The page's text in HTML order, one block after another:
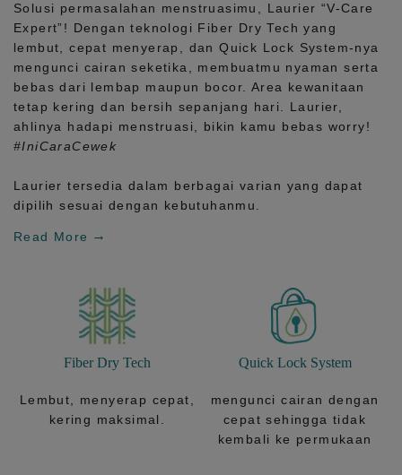
Solusi permasalahan menstruasimu, Laurier “V-Care
Expert”! Dengan teknologi Fiber Dry Tech yang
lembut, cepat menyerap, danQuick Lock System-nya
mengunci cairan seketika, membuatmu nyaman serta
bebas dari lembap maupun bocor. Area kewanitaan
tetap kering dan bersih sepanjang hari.
Laurier,
ahlinya hadapi menstruasi, bikin kamu bebas worry!
#IniCaraCewek
Laurier tersedia dalam berbagai varian yang dapat
dipilih sesuai dengan kebutuhanmu.
Read More
Fiber Dry Tech
Lembut, menyerap cepat,
kering maksimal.
Quick Lock System
mengunci cairan dengan
cepat sehingga tidak
kembali ke permukaan